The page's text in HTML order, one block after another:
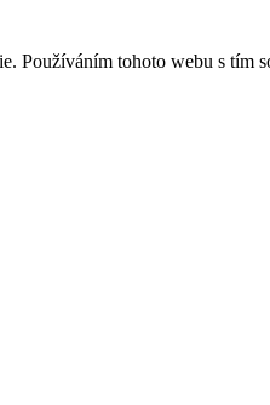
Používáním tohoto webu s tím